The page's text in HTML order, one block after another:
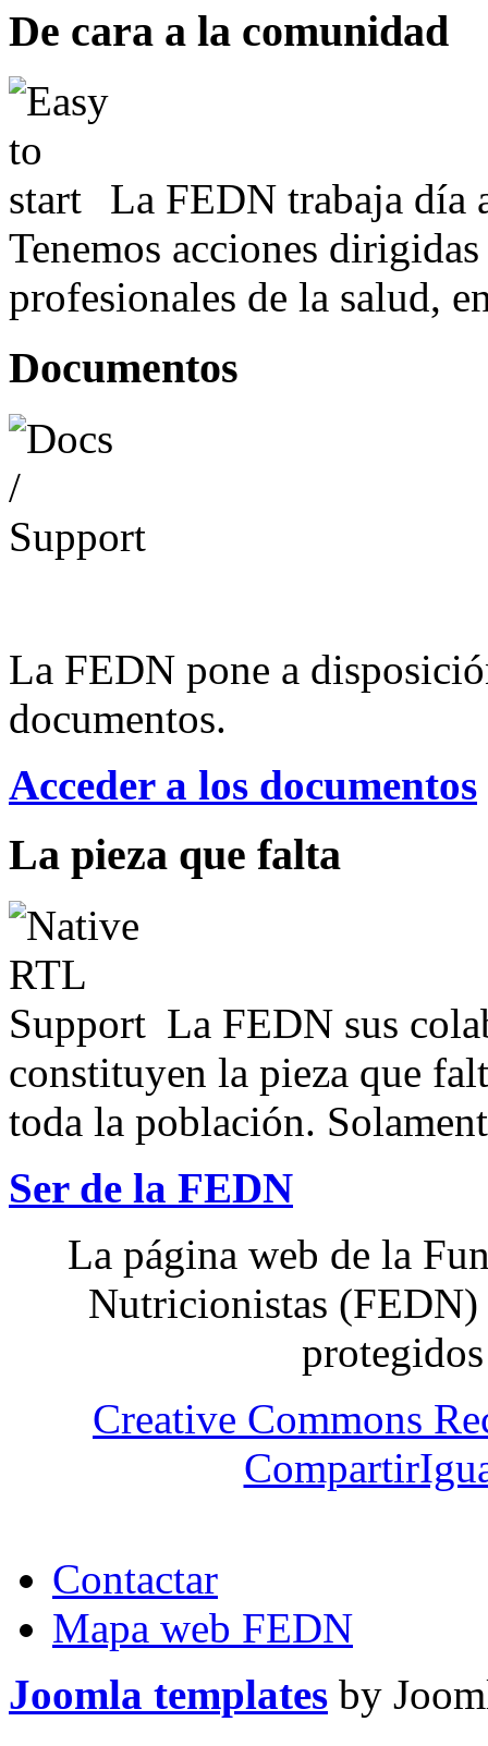
De cara a la comunidad
La FEDN trabaja día
Tenemos acciones
profesionales de la salud,
Documentos
La FEDN pone a
documentos.
Acceder a los documentos
La pieza que falta
La FEDN sus
constituyen la pieza que
toda la población.
Ser de la FEDN
La página web de la
Nutricionistas (FEDN)
Creative Commons
Contactar
Mapa web FEDN
Joomla templates by